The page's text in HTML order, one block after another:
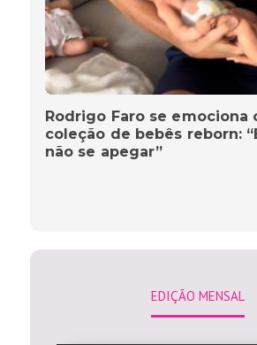
Rodrigo Faro se emociona
coleção de bebês reborn:
não se apegar”
EDIÇÃO MENSAL